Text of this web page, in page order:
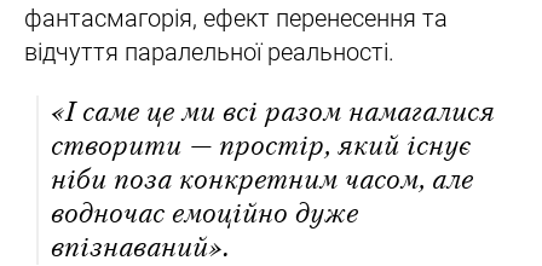
фантасмагорія, ефект перенесення та
відчуття паралельної реальності.
«І саме це ми всі разом намагалися
створити — простір, який існує
ніби поза конкретним часом, але
водночас емоційно дуже
впізнаваний».